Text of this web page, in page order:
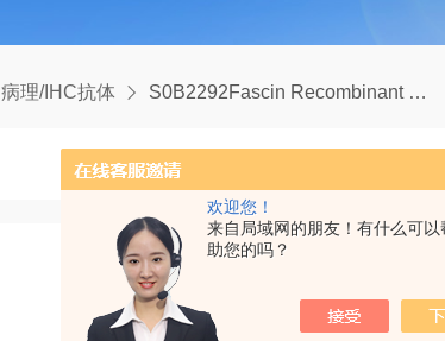
欢迎您！
来自局域网的朋友！有什么可以
助您的吗？
病理/IHC抗体 S0B2292Fascin Recombinant Rabbit mAb (SDT-759-13)
Fascin